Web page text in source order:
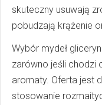
skuteczny usuwają
pobudzają krążenie
Wybór mydeł
zarówno jeśli chodzi
aromaty. Oferta jest
stosowanie